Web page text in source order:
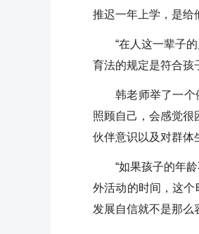
推迟一年上学，是给
“在人这一辈子
育法的规定是符合孩
韩老师举了一个
照顾自己，会感觉很
伙伴意识以及对群体
“如果孩子的年
外活动的时间，这个
发展自信就不是那么